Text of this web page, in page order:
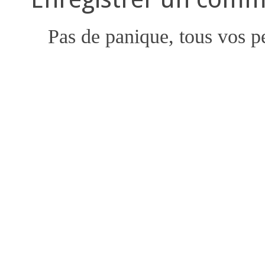
Pas de panique, tous vos